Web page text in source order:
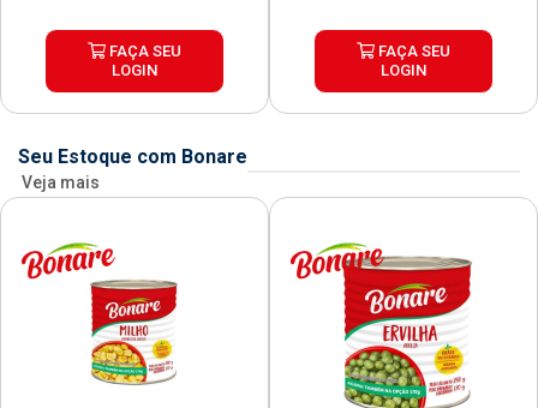
FAÇA SEU
LOGIN
FAÇA SEU
LOGIN
Seu Estoque com Bonare
Veja mais